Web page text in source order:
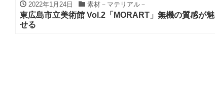
2022年1月24日 素材－マテリアル－
東広島市立美術館 Vol.2「MORART」無機の質感が魅
せる